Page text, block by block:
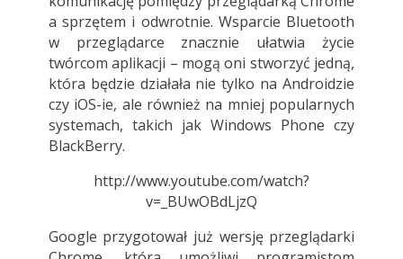
a sprzętem i odwrotnie. Wsparcie Bluetooth
w przeglądarce znacznie ułatwia życie
twórcom aplikacji – mogą oni stworzyć jedną,
która będzie działała nie tylko na Androidzie
czy iOS-ie, ale również na mniej popularnych
systemach, takich jak Windows Phone czy
BlackBerry.
http://www.youtube.com/watch?
v=_BUwOBdLjzQ
Google przygotował już wersję przeglądarki